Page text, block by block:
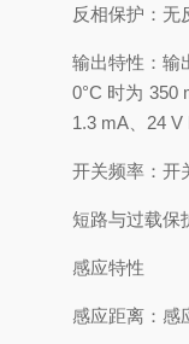
反相保护：无
输出特性：输
0°C 时为 350
1.3 mA、24 V
开关频率：开
短路与过载保
感应特性
感应距离：感